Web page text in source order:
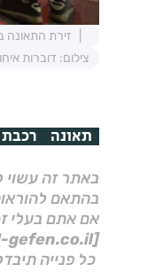
זירת התאונה
צילום: דוברות
תאונה
באתר זה עשוי
בהתאם להוראות סעיף 27א לחוק זכויות
אם אתם בעלי
[Manager@gal-gefen.co.il]
כל פנייה